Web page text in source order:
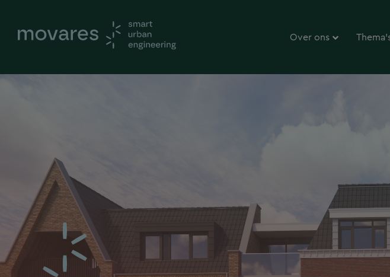
Over ons